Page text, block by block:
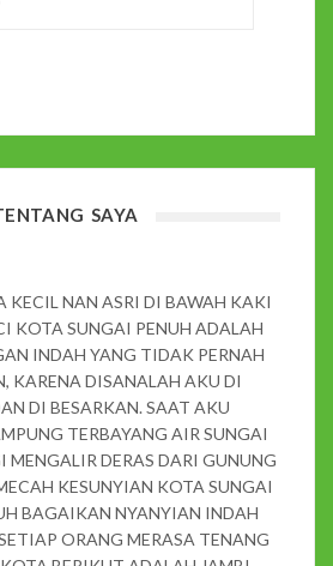
SAYA
KECIL NAN ASRI DI BAWAH KAKI
KOTA SUNGAI PENUH ADALAH
INDAH YANG TIDAK PERNAH
KARENA DISANALAH AKU DI
DI BESARKAN. SAAT AKU
TERBAYANG AIR SUNGAI
MENGALIR DERAS DARI GUNUNG
KESUNYIAN KOTA SUNGAI
BAGAIKAN NYANYIAN INDAH
ORANG MERASA TENANG